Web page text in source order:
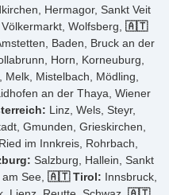
Hermagor, Sankt Veit
Wolfsberg, 🇦🇹
Baden, Bruck an der
Horn, Korneuburg,
Mistelbach, Mödling,
an der Thaya, Wiener
Linz, Wels, Steyr,
Gmunden, Grieskirchen,
im Innkreis, Rohrbach,
Salzburg, Hallein, Sankt
See, 🇦🇹 Tirol: Innsbruck,